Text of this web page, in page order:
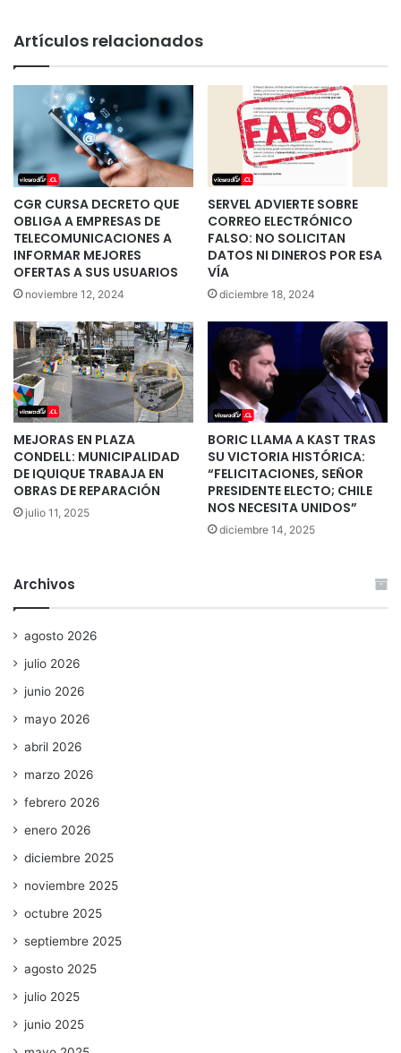
Artículos relacionados
CGR CURSA DECRETO QUE
OBLIGA A EMPRESAS DE
TELECOMUNICACIONES A
INFORMAR MEJORES
OFERTAS A SUS USUARIOS
noviembre 12, 2024
SERVEL ADVIERTE SOBRE
CORREO ELECTRÓNICO
FALSO: NO SOLICITAN
DATOS NI DINEROS POR ESA
VÍA
diciembre 18, 2024
MEJORAS EN PLAZA
CONDELL: MUNICIPALIDAD
DE IQUIQUE TRABAJA EN
OBRAS DE REPARACIÓN
julio 11, 2025
BORIC LLAMA A KAST TRAS
SU VICTORIA HISTÓRICA:
“FELICITACIONES, SEÑOR
PRESIDENTE ELECTO; CHILE
NOS NECESITA UNIDOS”
diciembre 14, 2025
Archivos
agosto 2026
julio 2026
junio 2026
mayo 2026
abril 2026
marzo 2026
febrero 2026
enero 2026
diciembre 2025
noviembre 2025
octubre 2025
septiembre 2025
agosto 2025
julio 2025
junio 2025